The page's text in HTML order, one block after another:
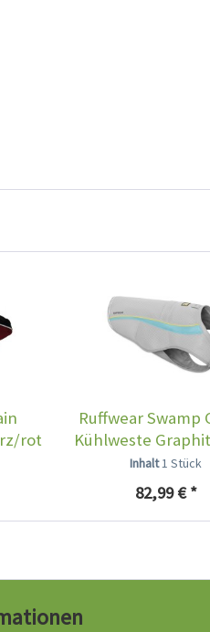
rot
Ruffwear Swamp
Kühlweste
Inhalt1 Stück
82,99 € *